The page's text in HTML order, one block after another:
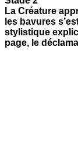
La Créature
les bavures
stylistique
page, le